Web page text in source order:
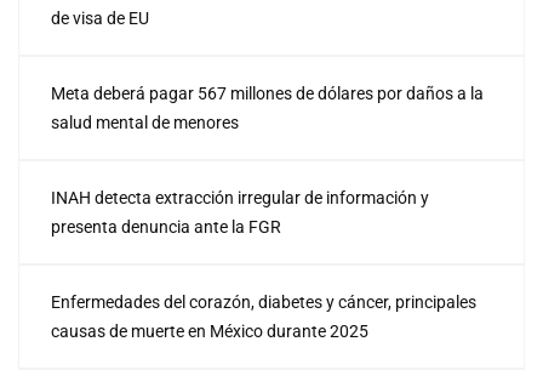
de visa de EU
Meta deberá pagar 567 millones de dólares por daños a la
salud mental de menores
INAH detecta extracción irregular de información y
presenta denuncia ante la FGR
Enfermedades del corazón, diabetes y cáncer, principales
causas de muerte en México durante 2025